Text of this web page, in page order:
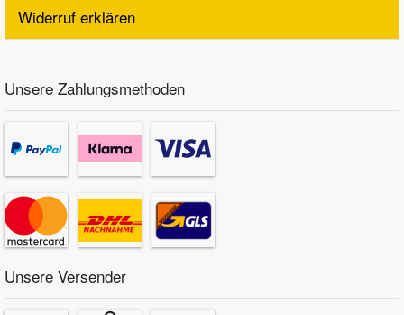
Widerruf erklären
Unsere Zahlungsmethoden
Unsere Versender